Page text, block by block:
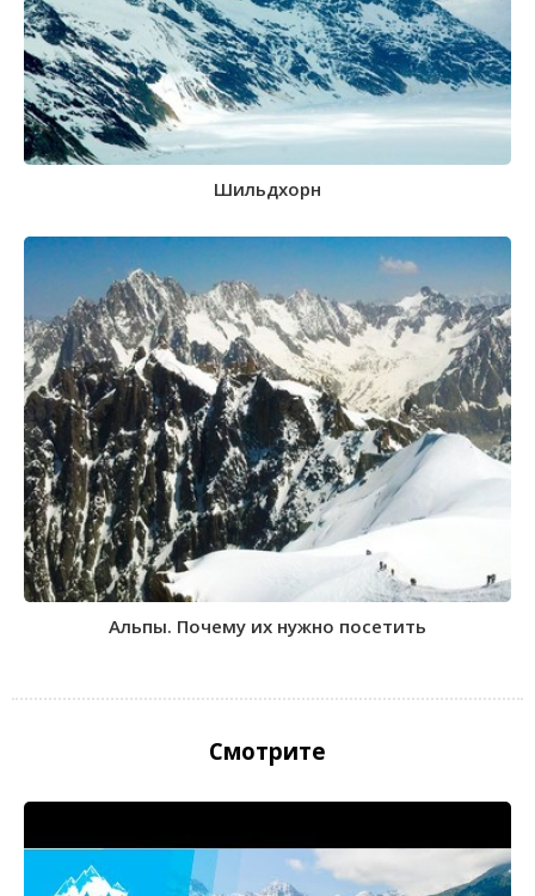
Шильдхорн
Альпы. Почему их нужно посетить
Смотрите